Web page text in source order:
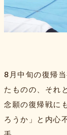
8月中旬の復帰
たものの、それ
念願の復帰戦に
ろうか」と内心